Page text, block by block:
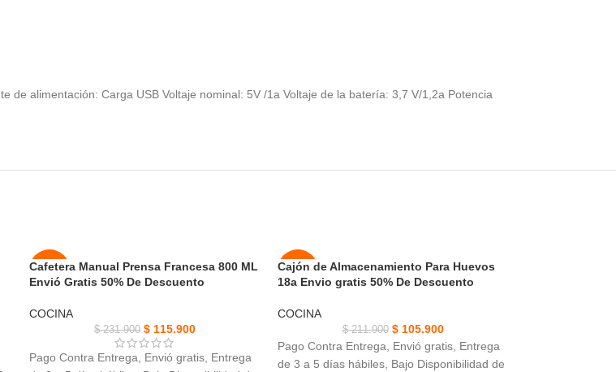
de alimentación: Carga USB Voltaje nominal: 5V /1a Voltaje de la batería: 3,7 V/1,2a Potencia
-50%
NUEVO
Cafetera Manual Prensa Francesa 800 ML
Envió Gratis 50% De Descuento
COCINA
$231.900 $ 115.900
Pago Contra Entrega, Envió gratis, Entrega
-50%
NUEVO
Cajón de Almacenamiento Para Huevos
18a Envio gratis 50% De Descuento
COCINA
$211.900 $105.900
Pago Contra Entrega, Envió gratis, Entrega
de 3 a 5 días hábiles, Bajo Disponibilidad de